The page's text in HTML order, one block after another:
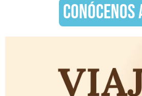
CONÓCENOS